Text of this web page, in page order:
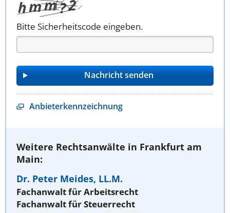
Bitte Sicherheitscode eingeben.
Anbieterkennzeichnung
Weitere Rechtsanwälte in Frankfurt am
Main:
Dr. Peter Meides, LL.M.
Fachanwalt für Arbeitsrecht
Fachanwalt für Steuerrecht